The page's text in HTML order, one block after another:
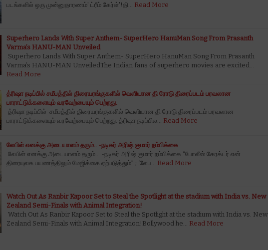
படங்களில் ஒரு முன்னுதாரணம்' ட்ரீம் கேர்ள்'!தி… Read More
Superhero Lands With Super Anthem- SuperHero HanuMan Song From Prasanth
Varma’s HANU-MAN Unveiled
Superhero Lands With Super Anthem- SuperHero HanuMan Song From Prasanth
Varma’s HANU-MAN UnveiledThe Indian fans of superhero movies are excited…
Read More
த்ரிஷா நடிப்பில் சமீபத்தில் திரையரங்குகளில் வெளியான தி ரோடு திரைப்படம் பரவலான
பாராட்டுக்களையும் வரவேற்பையும் பெற்றது.
த்ரிஷா நடிப்பில் சமீபத்தில் திரையரங்குகளில் வெளியான தி ரோடு திரைப்படம் பரவலான
பாராட்டுக்களையும் வரவேற்பையும் பெற்றது. த்ரிஷா நடிப்பில… Read More
லேபிள் எனக்கு அடையாளம் தரும்.. -நடிகர் அரிஷ் குமார் நம்பிக்கை
லேபிள் எனக்கு அடையாளம் தரும்.. -நடிகர் அரிஷ் குமார் நம்பிக்கை “போலீஸ் கேரக்டர் என்
திரையுலக பயணத்திலும் மேஜிக்கை ஏற்படுத்தும்” ; ‘லேப… Read More
Watch Out As Ranbir Kapoor Set to Steal the Spotlight at the stadium with India vs. New
Zealand Semi-Finals with Animal Integration!
Watch Out As Ranbir Kapoor Set to Steal the Spotlight at the stadium with India vs. New
Zealand Semi-Finals with Animal Integration!Bollywood he… Read More